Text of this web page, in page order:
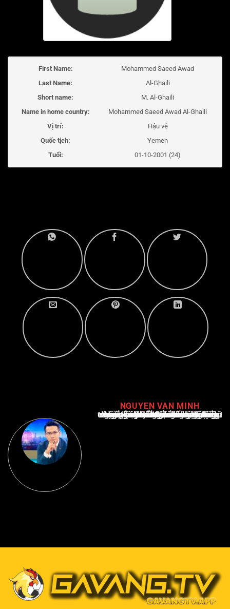
First Name:
Mohammed Saeed Awad
Last Name:
Al-Ghaili
Short name:
M. Al-Ghaili
Name in home country:
Mohammed Saeed Awad Al-Ghaili
Vị trí:
Hậu vệ
Quốc tịch:
Yemen
Tuổi:
01-10-2001 (24)
NGUYEN VAN MINH
Nguyễn Văn Minh là một trong những chuyên gia hàng đầu về báo cáo tin tức thể thao tại Việt Nam, với hơn 10 năm hoạt động trong ngành. Ông có kiến thức sâu rộng và kinh nghiệm đáng kể trong việc phân tích và báo cáo về các sự kiện thể thao hàng đầu. Sự hiểu biết sâu sắc của ông về ngành này đã giúp ông xây dựng uy tín và danh tiếng trong cộng đồng báo chí thể thao.